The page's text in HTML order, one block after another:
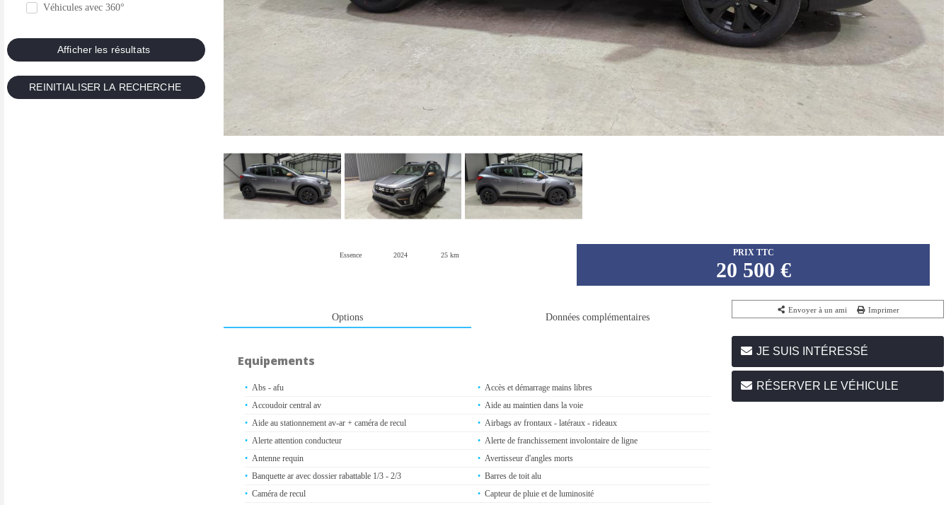
Véhicules avec 360°
Essence 2024 25 km PRIX TTC
20 500 €
Options Données complémentaires
Equipements
Abs - afu
Accès et démarrage mains libres
Accoudoir central av
Aide au maintien dans la voie
Aide au stationnement av-ar + caméra de recul
Airbags av frontaux - latéraux - rideaux
Alerte attention conducteur
Alerte de franchissement involontaire de ligne
Antenne requin
Avertisseur d'angles morts
Banquette ar avec dossier rabattable 1/3 - 2/3
Barres de toit alu
Caméra de recul
Capteur de pluie et de luminosité
Envoyer à un ami Imprimer
JE SUIS INTÉRESSÉ
RÉSERVER LE VÉHICULE